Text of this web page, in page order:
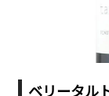
ベリータル